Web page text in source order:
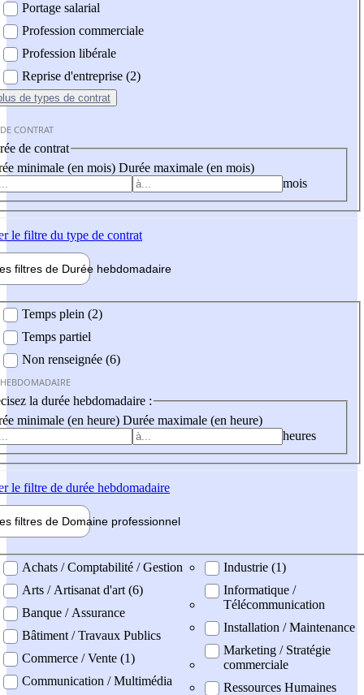
Portage salarial
Profession commerciale
Profession libérale
Reprise d'entreprise (2)
de types de contrat
CONTRAT
de contrat
minimale (en mois) Durée maximale (en mois)
mois
le filtre du type de contrat
filtres de Durée hebdomadaire
Temps plein (2)
Temps partiel
Non renseignée (6)
la durée hebdomadaire :
minimale (en heure) Durée maximale (en heure)
heures
le filtre de durée hebdomadaire
filtres de Domaine professionnel
professionel
Achats / Comptabilité / Gestion
Arts / Artisanat d'art (6)
Banque / Assurance
Bâtiment / Travaux Publics
Commerce / Vente (1)
Communication / Multimédia
Industrie (1)
Informatique /
Télécommunication
Installation / Maintenance
Marketing / Stratégie
commerciale
Ressources Humaines